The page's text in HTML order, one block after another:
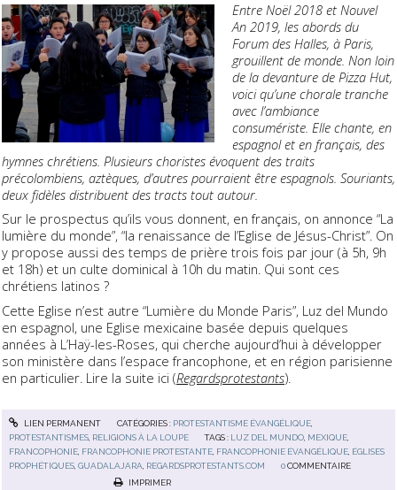
Entre Noël 2018 et Nouvel
An 2019, les abords du
Forum des Halles, à Paris,
grouillent de monde. Non loin
de la devanture de Pizza Hut,
voici qu’une chorale tranche
avec l’ambiance
consumériste. Elle chante, en
espagnol et en français, des
hymnes chrétiens. Plusieurs choristes évoquent des traits
précolombiens, aztèques, d’autres pourraient être espagnols. Souriants,
deux fidèles distribuent des tracts tout autour.
Sur le prospectus qu’ils vous donnent, en français, on annonce “La
lumière du monde”, “la renaissance de l’Eglise de Jésus-Christ”. On
y propose aussi des temps de prière trois fois par jour (à 5h, 9h
et 18h) et un culte dominical à 10h du matin. Qui sont ces
chrétiens latinos ?
Cette Eglise n’est autre “Lumière du Monde Paris”, Luz del Mundo
en espagnol, une Eglise mexicaine basée depuis quelques
années à L’Haÿ-les-Roses, qui cherche aujourd’hui à développer
son ministère dans l’espace francophone, et en région parisienne
en particulier. Lire la suite ici (Regardsprotestants).
LIEN PERMANENT CATÉGORIES : PROTESTANTISME ÉVANGÉLIQUE,
PROTESTANTISMES RELIGIONS À LA LOUPE TAGS : LUZ DEL MUNDO MEXIQUE
FRANCOPHONIE FRANCOPHONIE PROTESTANTE FRANCOPHONIE ÉVANGÉLIQUE ÉGLISES
PROPHÉTIQUES ,GUADALAJARA REGARDSPROTESTANTS.COM 0 COMMENTAIRE
IMPRIMER